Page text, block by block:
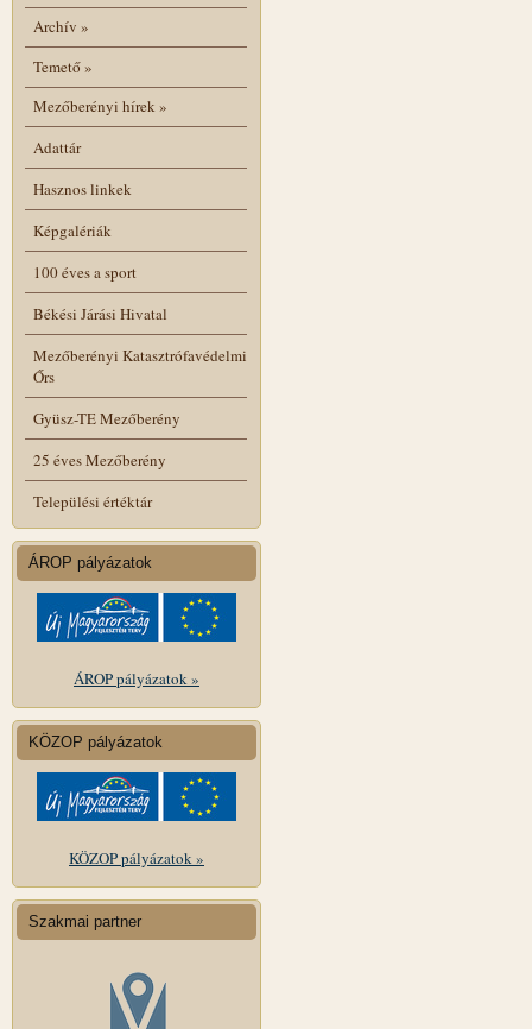
Archív »
Temető»
Mezőberényi hírek»
Adattár
Hasznos linkek
Képgalériák
100 éves a sport
Békési Járási Hivatal
Mezőberényi Katasztrófavédelmi
Őrs
Gyüsz-TE Mezőberény
25 éves Mezőberény
Települési értéktár
ÁROP pályázatok
ÁROP pályázatok »
KÖZOP pályázatok
KÖZOP pályázatok »
Szakmai partner